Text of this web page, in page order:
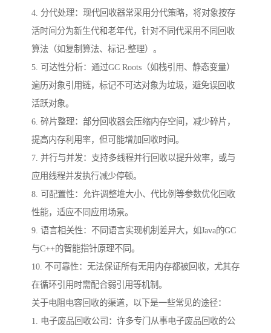
4. 分代处理：现代回收器常采用分代策略，将对象按存
活时间分为新生代和老年代，针对不同代采用不同回收
算法（如复制算法、标记-整理）。
5. 可达性分析：通过GC Roots（如栈引用、静态变量）
遍历对象引用链，标记不可达对象为垃圾，避免误回收
活跃对象。
6. 碎片整理：部分回收器会压缩内存空间，减少碎片，
提高内存利用率，但可能增加回收时间。
7. 并行与并发：支持多线程并行回收以提升效率，或与
应用线程并发执行减少停顿。
8. 可配置性：允许调整堆大小、代比例等参数优化回收
性能，适应不同应用场景。
9. 语言相关性：不同语言实现机制差异大，如Java的GC
与C++的智能指针原理不同。
10. 不可靠性：无法保证所有无用内存都被回收，尤其存
在循环引用时需配合弱引用等机制。
关于电阻电容回收的渠道，以下是一些常见的途径：
1. 电子废品回收公司：许多专门从事电子废品回收的公